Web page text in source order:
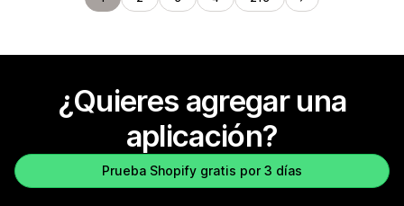
¿Quieres agregar una
aplicación?
Prueba Shopify gratis por 3 días